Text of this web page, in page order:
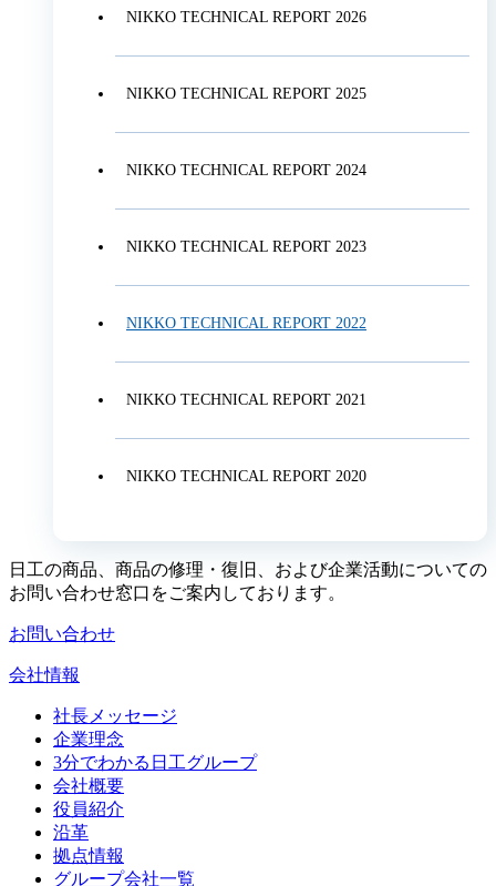
NIKKO TECHNICAL REPORT 2026
NIKKO TECHNICAL REPORT 2025
NIKKO TECHNICAL REPORT 2024
NIKKO TECHNICAL REPORT 2023
NIKKO TECHNICAL REPORT 2022
NIKKO TECHNICAL REPORT 2021
NIKKO TECHNICAL REPORT 2020
日工の商品、商品の修理・復旧、および企業活動についての
お問い合わせ窓口をご案内しております。
お問い合わせ
会社情報
社長メッセージ
企業理念
3分でわかる日工グループ
会社概要
役員紹介
沿革
拠点情報
グループ会社一覧